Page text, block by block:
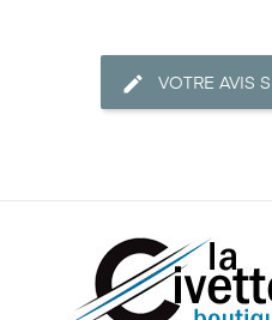
VOTRE AVIS